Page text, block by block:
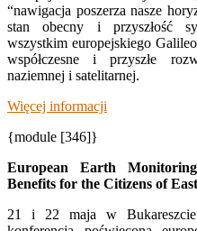
“nawigacja poszerza nasze
stan obecny i przyszłość
wszystkim europejskiego
współczesne i przyszłe
naziemnej i satelitarnej.
Więcej informacji
{module [346]}
European Earth
Benefits for the Citizens of
21 i 22 maja w Bukareszcie